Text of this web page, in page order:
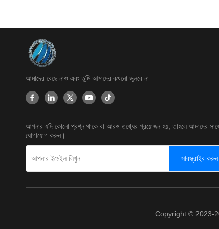
আমাদের বেছে নাও এবং তুমি আমাদের কখনো ভুলবে না
আপনার যদি কোনো প্রশ্ন থাকে বা আরও তথ্যের প্রয়োজন হয়, তাহলে আমাদের
যোগাযোগ করুন।
সাবস্ক্রাইব করুন
Copyright © 2023-